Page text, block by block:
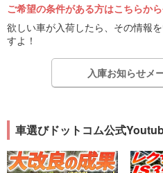
ご希望の条件がある方はこちらか
欲しい車が入荷したら、その情報
すよ！
入庫お知らせメ
車選びドットコム公式